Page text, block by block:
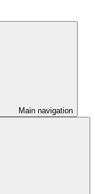
Main navigation